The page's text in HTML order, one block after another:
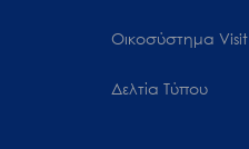
Oικοσύστημα
Δελτία Τύπου